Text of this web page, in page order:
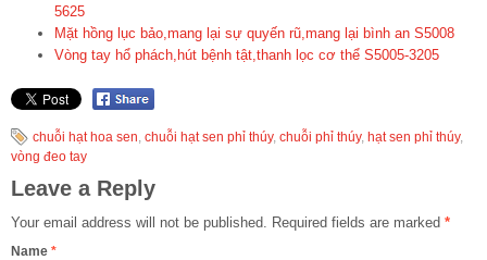
5625
Mặt hồng lục bảo,mang lại sự quyến rũ,mang lại bình an S5008
Vòng tay hổ phách,hút bệnh tật,thanh lọc cơ thể S5005-3205
chuỗi hạt hoa sen chuỗi hạt sen phỉ thúy, chuỗi phỉ thúy, hạt sen phỉ thúy,
vòng đeo tay
Leave a Reply
Your email address will not be published. Required fields are marked *
Name *